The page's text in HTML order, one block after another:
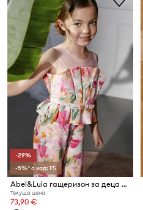
-29%
-5%* с код: FS
Abel&Lula гащеризон за деца с вискоза
Текуща цена:
73,90 €